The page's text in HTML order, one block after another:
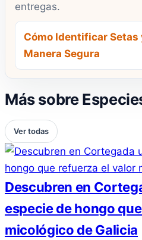
entregas.
Cómo Identificar Setas
Manera Segura
Más sobre
Ver todas
Descubren en
especie de hongo
micológico de Galicia